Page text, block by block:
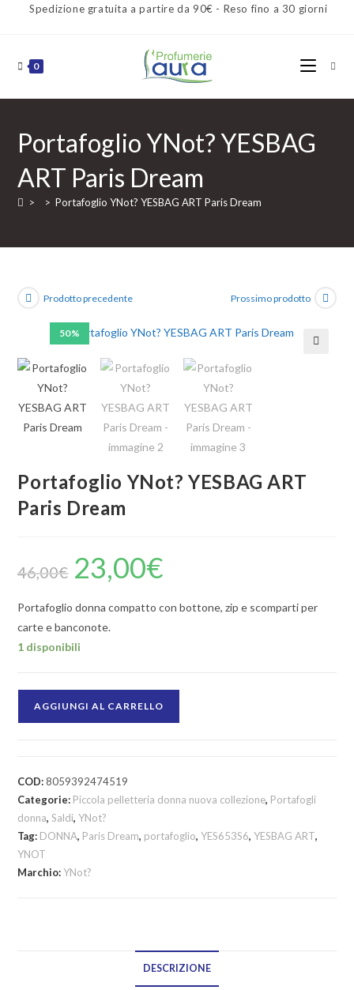
Spedizione gratuita a partire da 90€ - Reso fino a 30 giorni
0
Portafoglio YNot? YESBAG
ART Paris Dream
> > Portafoglio YNot? YESBAG ART Paris Dream
50%
Prodotto precedente Prossimo prodotto
Portafoglio YNot? YESBAG ART
Paris Dream
46,00€ 23,00€
Portafoglio donna compatto con bottone, zip e scomparti per
carte e banconote.
1 disponibili
AGGIUNGI AL CARRELLO
COD:8059392474519
Categorie: Piccola pelletteria donna nuova collezione, Portafogli
donna,Saldi,YNot?
Tag: DONNA, Paris Dream, portafoglio,YES653S6,YESBAG ART,
YNOT
Marchio:YNot?
DESCRIZIONE